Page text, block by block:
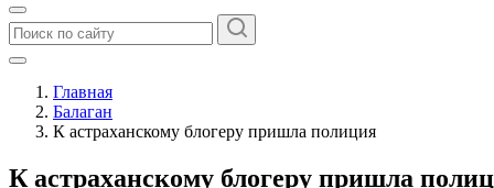
Главная
Балаган
К астраханскому блогеру пришла полиция
К астраханскому блогеру пришла